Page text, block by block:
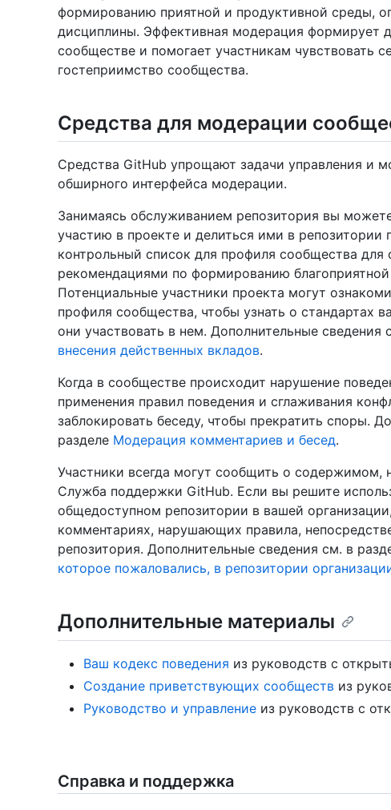
формированию приятной и продуктивной среды,
дисциплины. Эффективная модерация формирует
сообществе и помогает участникам чувствовать
гостеприимство сообщества.
Средства для модерации
Средства GitHub упрощают задачи управления и
обширного интерфейса модерации.
Занимаясь обслуживанием репозитория вы
участию в проекте и делиться ими в репозитории
контрольный список для профиля сообщества для
рекомендациями по формированию
Потенциальные участники проекта могут
профиля сообщества, чтобы узнать о стандартах
они участвовать в нем. Дополнительные сведения
внесения действенных вкладов.
Когда в сообществе происходит нарушение
применения правил поведения и сглаживания
заблокировать беседу, чтобы прекратить споры.
разделе Модерация комментариев и бесед.
Участники всегда могут сообщить о
Служба поддержки GitHub. Если вы решите
общедоступном репозитории в вашей
комментариях, нарушающих правила,
репозитория. Дополнительные сведения см. в
которое пожаловались, в репозитории
Дополнительные материалы
Ваш кодекс поведения из руководств с
Создание приветствующих сообществ из
Руководство и управление из руководств с
Справка и поддержка